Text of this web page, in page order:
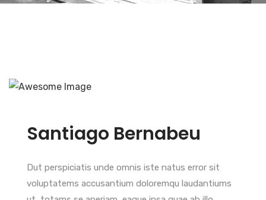
Santiago Bernabeu
Dut perspiciatis unde omnis iste natus error sit
voluptatems accusantium doloremqu laudantiums